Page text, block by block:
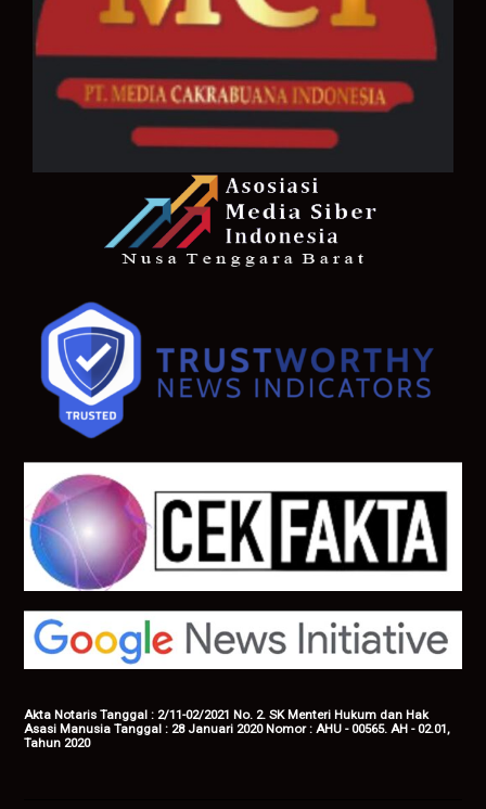
Akta Notaris Tanggal : 2/11-02/2021 No. 2. SK Menteri Hukum dan Hak
Asasi Manusia Tanggal : 28 Januari 2020 Nomor : AHU - 00565. AH - 02.01,
Tahun 2020